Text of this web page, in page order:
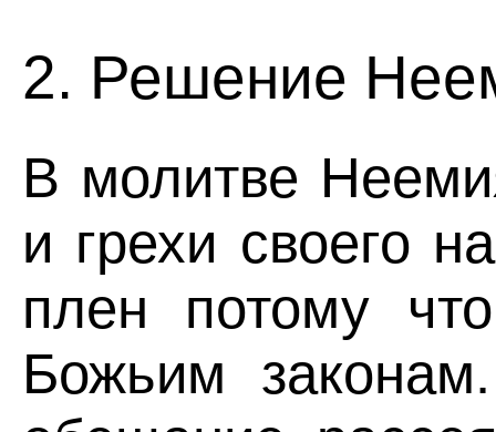
2. Решение
В молитве
и грехи своего
плен потому
Божьим